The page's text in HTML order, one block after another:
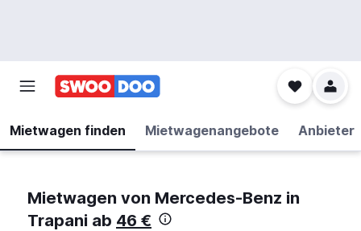
Mietwagen finden Mietwagenangebote Anbieter
Mietwagen von Mercedes-Benz in
Trapani ab 46 €